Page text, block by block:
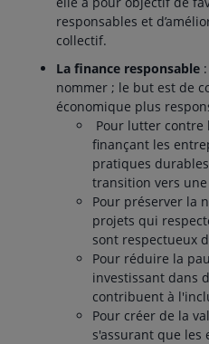
responsables et
collectif.
La finance responsable
nommer ; le but est de
économique plus
Pour lutter contre
finançant les
pratiques
transition vers
Pour préserver la
projets qui
sont respectueux
Pour réduire la
investissant dans
contribuent à
Pour créer de la
s'assurant que les